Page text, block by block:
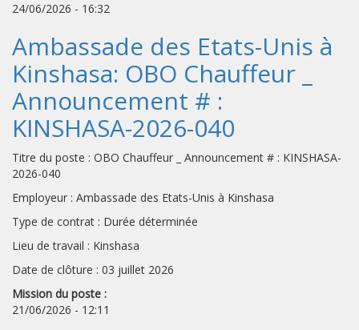
24/06/2026 - 16:32
Ambassade des Etats-Unis à
Kinshasa: OBO Chauffeur _
Announcement # :
KINSHASA-2026-040
Titre du poste : OBO Chauffeur _ Announcement # : KINSHASA-
2026-040
Employeur : Ambassade des Etats-Unis à Kinshasa
Type de contrat : Durée déterminée
Lieu de travail : Kinshasa
Date de clôture : 03 juillet 2026
Mission du poste :
21/06/2026 - 12:11